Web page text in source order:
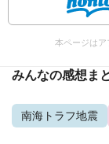
本ページはア
みんなの感想ま
南海トラフ地震